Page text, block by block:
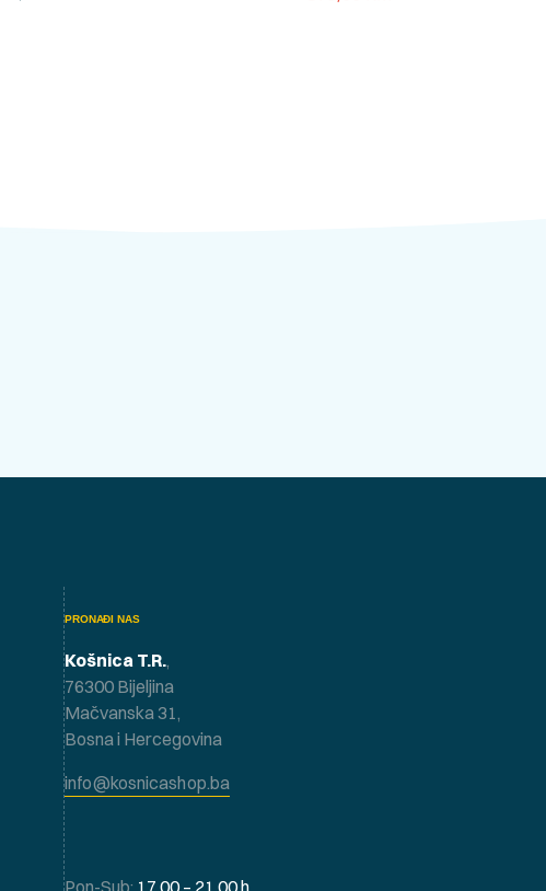
PRONAĐI NAS
Košnica T.R.,
76300 Bijeljina
Mačvanska 31,
Bosna i Hercegovina
info@kosnicashop.ba
Pon-Sub: 17.00 – 21.00 h